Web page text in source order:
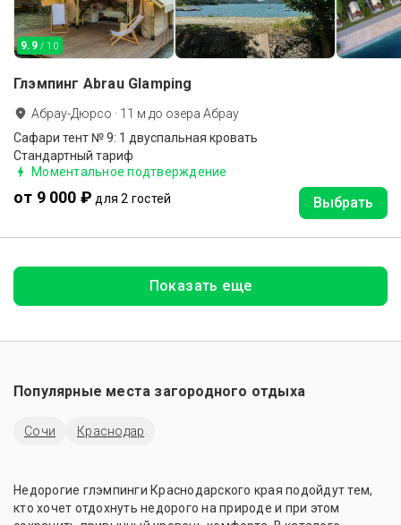
9.9 / 10
Глэмпинг Abrau Glamping
Абрау-Дюрсо · 11 м до озера Абрау
Сафари тент № 9: 1 двуспальная кровать
Стандартный тариф
Моментальное подтверждение
от 9 000 ₽ для 2 гостей Выбрать
Показать еще
Популярные места загородного отдыха
Сочи Краснодар
Недорогие глэмпинги Краснодарского края подойдут тем,
кто хочет отдохнуть недорого на природе и при этом